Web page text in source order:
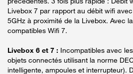
Livebox 7 par rapport au débit wifi
5GHz à proximité de la Livebox. Avec
compatibles Wifi 7.
Livebox 6 et 7 : Incompatibles avec
objets connectés utilisant la norme
intelligente, ampoules et interrupteur).